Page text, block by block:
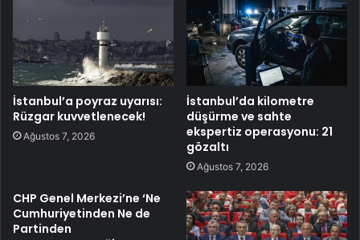
İstanbul’a poyraz uyarısı:
Rüzgar kuvvetlenecek!
Ağustos 7, 2026
İstanbul’da kilometre
düşürme ve sahte
ekspertiz operasyonu: 21
gözaltı
Ağustos 7, 2026
CHP Genel Merkezi’ne ‘Ne
Cumhuriyetinden Ne de
Partinden